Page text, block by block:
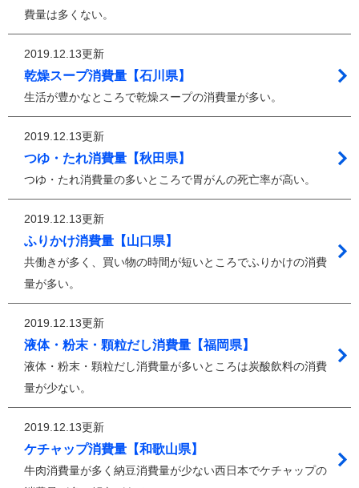
費量は多くない。
2019.12.13更新
乾燥スープ消費量【石川県】
生活が豊かなところで乾燥スープの消費量が多い。
2019.12.13更新
つゆ・たれ消費量【秋田県】
つゆ・たれ消費量の多いところで胃がんの死亡率が高い。
2019.12.13更新
ふりかけ消費量【山口県】
共働きが多く、買い物の時間が短いところでふりかけの消費
量が多い。
2019.12.13更新
液体・粉末・顆粒だし消費量【福岡県】
液体・粉末・顆粒だし消費量が多いところは炭酸飲料の消費
量が少ない。
2019.12.13更新
ケチャップ消費量【和歌山県】
牛肉消費量が多く納豆消費量が少ない西日本でケチャップの